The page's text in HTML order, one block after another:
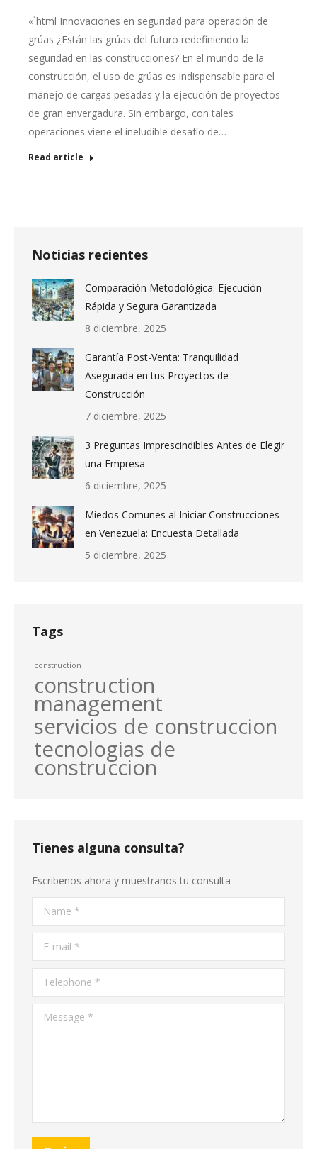
«`html Innovaciones en seguridad para operación de
grúas ¿Están las grúas del futuro redefiniendo la
seguridad en las construcciones? En el mundo de la
construcción, el uso de grúas es indispensable para el
manejo de cargas pesadas y la ejecución de proyectos
de gran envergadura. Sin embargo, con tales
operaciones viene el ineludible desafío de…
Read article
Noticias recientes
Comparación Metodológica: Ejecución
Rápida y Segura Garantizada
8 diciembre, 2025
Garantía Post-Venta: Tranquilidad
Asegurada en tus Proyectos de
Construcción
7 diciembre, 2025
3 Preguntas Imprescindibles Antes de Elegir
una Empresa
6 diciembre, 2025
Miedos Comunes al Iniciar Construcciones
en Venezuela: Encuesta Detallada
5 diciembre, 2025
Tags
construction
construction
management
servicios de construccion
tecnologias de
construccion
Tienes alguna consulta?
Escribenos ahora y muestranos tu consulta
Name *
E-mail *
Telephone *
Message *